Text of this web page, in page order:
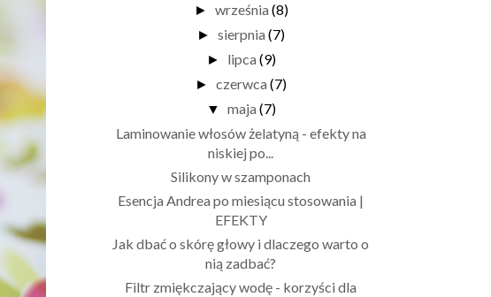
► września (8)
► sierpnia (7)
► lipca (9)
► czerwca (7)
▼ maja (7)
Laminowanie włosów żelatyną - efekty na
niskiej po...
Silikony w szamponach
Esencja Andrea po miesiącu stosowania |
EFEKTY
Jak dbać o skórę głowy i dlaczego warto o
nią zadbać?
Filtr zmiękczający wodę - korzyści dla